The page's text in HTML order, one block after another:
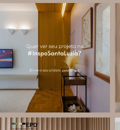
santa.luzia
A #InspoSantaLuzia é um espaço
criado para divulgar projetos que
utilizam produtos Santa Luzia e
valorizar o trabalho de arquitetos,
designers de...
Jul 28
13 0